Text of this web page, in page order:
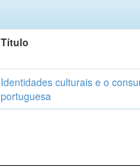
Título
Identidades culturais e o
portuguesa